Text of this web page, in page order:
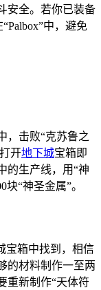
安全。若你已装备
中，避免
，击败“克苏鲁之
开地下城宝箱即
的生产线，用“神
“神圣金属”。
宝箱中找到，相信
的材料制作一至两
重新制作“天体符